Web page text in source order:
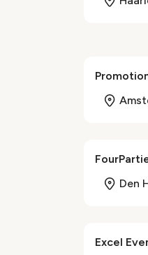
Den
Excel